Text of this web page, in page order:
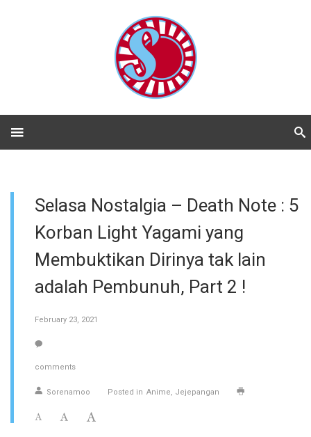
Selasa Nostalgia – Death Note : 5
Korban Light Yagami yang
Membuktikan Dirinya tak lain
adalah Pembunuh, Part 2 !
February 23, 2021
comments
Sorenamoo Posted in Anime Jejepangan